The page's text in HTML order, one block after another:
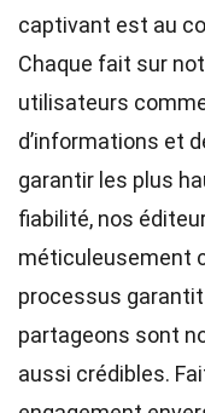
captivant est au
Chaque fait sur
utilisateurs
d’informations et
garantir les plus
fiabilité, nos
méticuleusement
processus
partageons sont
aussi crédibles.